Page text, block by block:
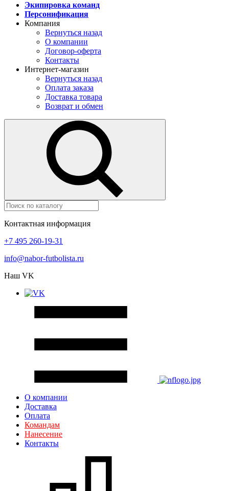
Экипировка команд
Персонификация
Компания
Вернуться назад
О компании
Договор-оферта
Контакты
Интернет-магазин
Вернуться назад
Оплата заказа
Доставка товара
Возврат и обмен
Контактная информация
+7 495 260-19-31
info@nabor-futbolista.ru
Наш VK
О компании
Доставка
Оплата
Командам
Нанесение
Контакты